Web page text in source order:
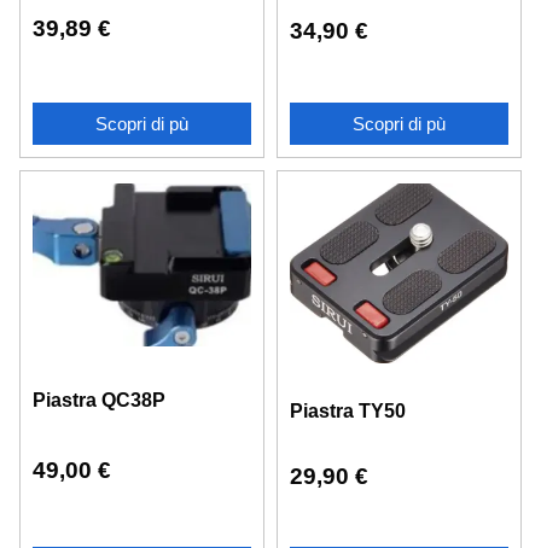
39,89 €
Scopri di pù
34,90 €
Scopri di pù
Piastra QC38P
49,00 €
Piastra TY50
29,90 €